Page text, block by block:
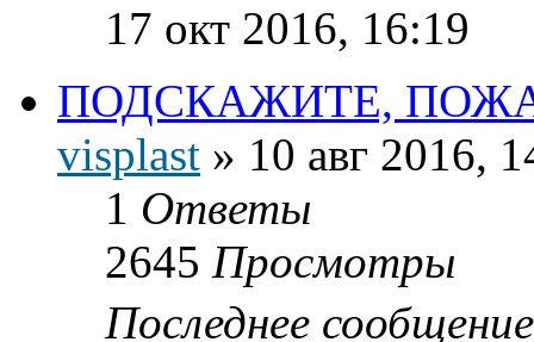
17 окт 2016, 16:19
ПОДСКАЖИТЕ,
visplast » 10 авг 2016,
1 Ответы
2645 Просмотры
Последнее